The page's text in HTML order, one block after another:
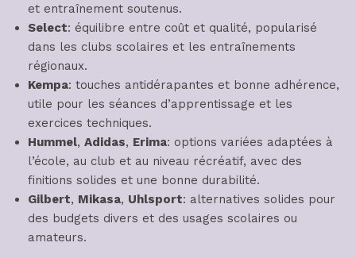
et entraînement soutenus.
Select: équilibre entre coût et qualité, popularisé
dans les clubs scolaires et les entraînements
régionaux.
Kempa: touches antidérapantes et bonne adhérence,
utile pour les séances d’apprentissage et les
exercices techniques.
Hummel, Adidas, Erima: options variées adaptées à
l’école, au club et au niveau récréatif, avec des
finitions solides et une bonne durabilité.
Gilbert, Mikasa, Uhlsport: alternatives solides pour
des budgets divers et des usages scolaires ou
amateurs.